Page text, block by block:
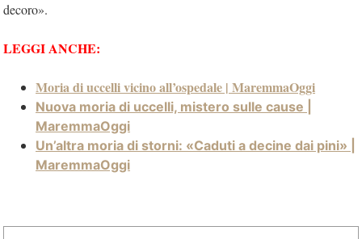
decoro».
LEGGI ANCHE:
Moria di uccelli vicino all’ospedale | MaremmaOggi
Nuova moria di uccelli, mistero sulle cause |
MaremmaOggi
Un’altra moria di storni: «Caduti a decine dai pini» |
MaremmaOggi